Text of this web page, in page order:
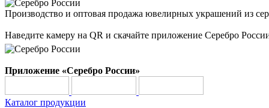
Производство и оптовая продажа ювелирных украшений из
Наведите камеру на QR и скачайте приложение Серебро
Приложение «Серебро России»
Каталог продукции